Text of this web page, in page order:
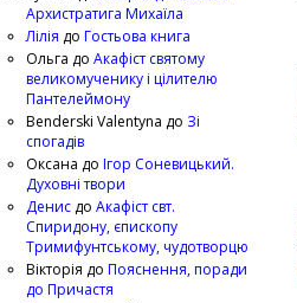
Архистратига Михаїла
Лілія до Гостьова книга
Ольга до Акафіст святому
великомученику і цілителю
Пантелеймону
Benderski Valentyna до Зі
спогадів
Оксана до Ігор Соневицький.
Духовні твори
Денис до Акафіст свт.
Спиридону, єпископу
Тримифунтському, чудотворцю
Вікторія до Пояснення, поради
до Причастя